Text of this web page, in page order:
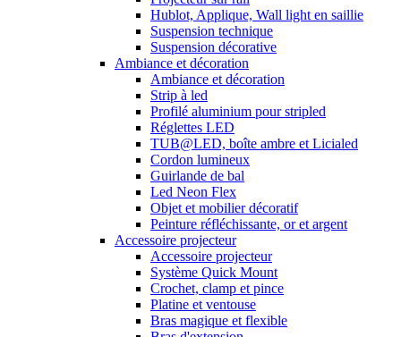
Hublot, Applique, Wall light en saillie
Suspension technique
Suspension décorative
Ambiance et décoration
Ambiance et décoration
Strip à led
Profilé aluminium pour stripled
Réglettes LED
TUB@LED, boîte ambre et Licialed
Cordon lumineux
Guirlande de bal
Led Neon Flex
Objet et mobilier décoratif
Peinture réfléchissante, or et argent
Accessoire projecteur
Accessoire projecteur
Système Quick Mount
Crochet, clamp et pince
Platine et ventouse
Bras magique et flexible